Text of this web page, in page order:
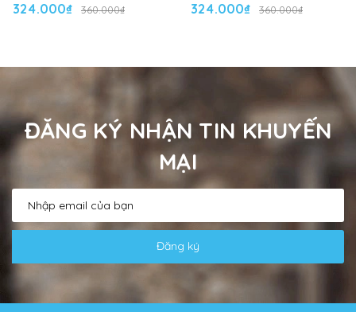
324.000₫ 360.000₫ 324.000₫ 360.000₫
ĐĂNG KÝ NHẬN TIN KHUYẾN
MẠI
Đăng ký